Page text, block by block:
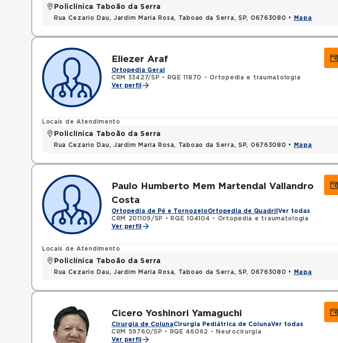
Policlínica Taboão da Serra
Rua Cezario Dau, Jardim Maria Rosa, Taboao da Serra, SP, 06763080 • Mapa
Eliezer Araf
Ortopedia Geral
CRM 33427/SP •
RQE 11870 - Ortopedia e traumatologia
Ver perfil
Locais de Atendimento
Policlínica Taboão da Serra
Rua Cezario Dau, Jardim Maria Rosa, Taboao da Serra, SP, 06763080 • Mapa
Paulo Humberto Mem Martendal Vallandro
Costa
Ortopedia de Pé e TornozeloOrtopedia de Quadril Ver todas
CRM 201109/SP
•
RQE 104104 - Ortopedia e traumatologia
Ver perfil
Locais de Atendimento
Policlínica Taboão da Serra
Rua Cezario Dau, Jardim Maria Rosa, Taboao da Serra, SP, 06763080 • Mapa
Cicero Yoshinori Yamaguchi
Cirurgia de ColunaCirurgia Pediátrica de ColunaVer todas
CRM 59760/SP •
RQE 46062 - Neurocirurgia
Ver perfil